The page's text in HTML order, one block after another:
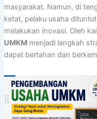
masyarakat. Namun, di
ketat, pelaku usaha
melakukan inovasi. Oleh
UMKMmenjadi langkah
dapat bertahan dan